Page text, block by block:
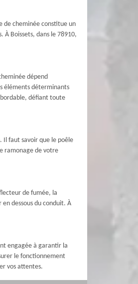
de cheminée constitue un
Boissets, dans le 78910,
dépend
éléments déterminants
défiant toute
Il faut savoir que le poêle
ramonage de votre
de fumée, la
dessous du conduit. À
engagée à garantir la
le fonctionnement
vos attentes.